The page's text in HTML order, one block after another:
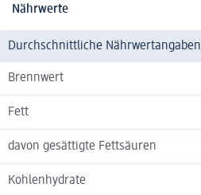
Nährwerte
Durchschnittliche Nährwertangaben
Brennwert
Fett
davon gesättigte Fettsäuren
Kohlenhydrate